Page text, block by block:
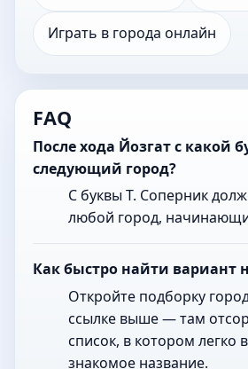
Играть в города онлайн
FAQ
После хода Йозгат с какой
следующий город?
С буквы Т. Соперник
любой город,
Как быстро найти вариант
Откройте подборку
ссылке выше — там
список, в котором легко
знакомое название.